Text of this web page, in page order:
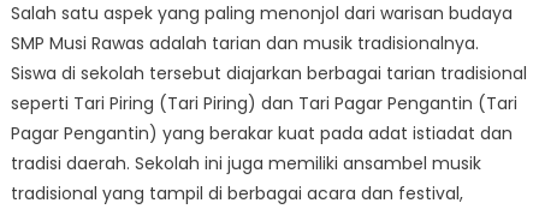
Salah satu aspek yang paling menonjol dari warisan budaya
SMP Musi Rawas adalah tarian dan musik tradisionalnya.
Siswa di sekolah tersebut diajarkan berbagai tarian tradisional
seperti Tari Piring (Tari Piring) dan Tari Pagar Pengantin (Tari
Pagar Pengantin) yang berakar kuat pada adat istiadat dan
tradisi daerah. Sekolah ini juga memiliki ansambel musik
tradisional yang tampil di berbagai acara dan festival,